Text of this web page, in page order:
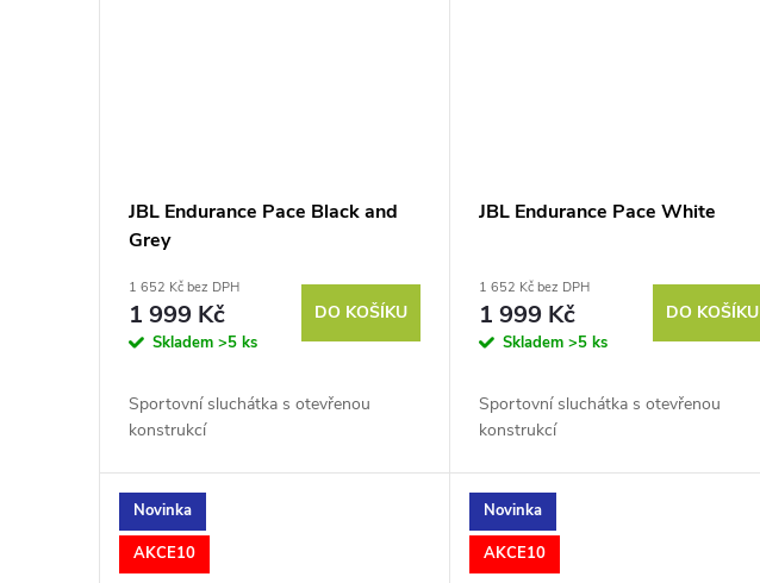
JBL Endurance Pace Black and
Grey
1 652 Kč bez DPH
1 999 Kč
Skladem >5 ks
DO KOŠÍKU
Sportovní sluchátka s otevřenou
konstrukcí
JBL Endurance Pace White
1 652 Kč bez DPH
1 999 Kč
Skladem>5 ks
DO KOŠÍKU
Sportovní sluchátka s otevřenou
konstrukcí
Novinka
AKCE10
Novinka
AKCE10